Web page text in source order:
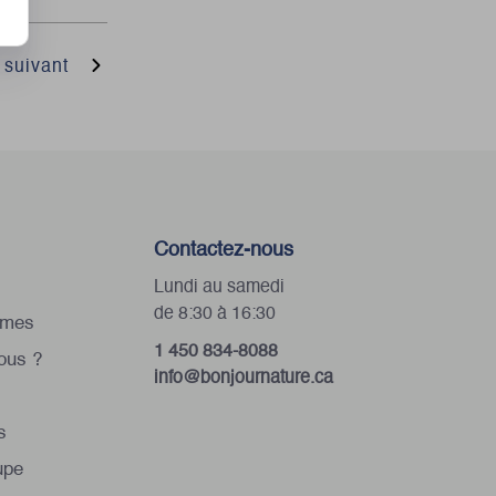
?
Contactez-nous
Lundi au samedi
de 8:30 à 16:30
1 450 834-8088
info@bonjournature.ca